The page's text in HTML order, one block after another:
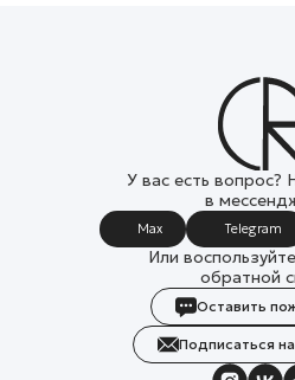
У вас есть вопрос?
в
Max Telegram
Или
обратной
Оставить
Подписаться